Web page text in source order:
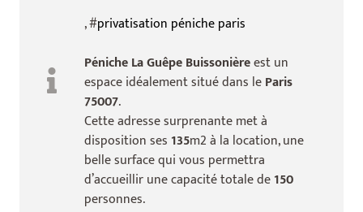
, #privatisation péniche paris
Péniche La Guêpe Buissonièreest un
espace idéalement situé dans leParis
75007.
Cette adresse surprenante met à
disposition ses 135m2 à la location, une
belle surface qui vous permettra
d’accueillir une capacité totale de150
personnes.